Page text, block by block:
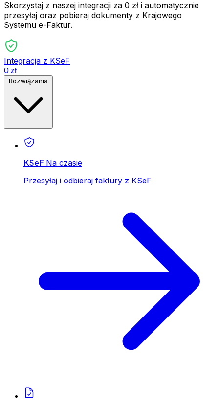
Skorzystaj z naszej integracji za 0 zł i automatycznie
przesyłaj oraz pobieraj dokumenty z Krajowego
Systemu e-Faktur.
Integracja z KSeF
0 zł
KSeF Na czasie
Przesyłaj i odbieraj faktury z KSeF